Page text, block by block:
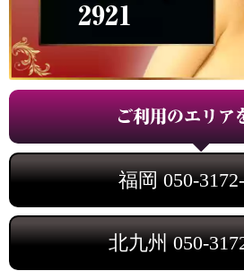
2921
ご利用のエリア
福岡050-
北九州050-